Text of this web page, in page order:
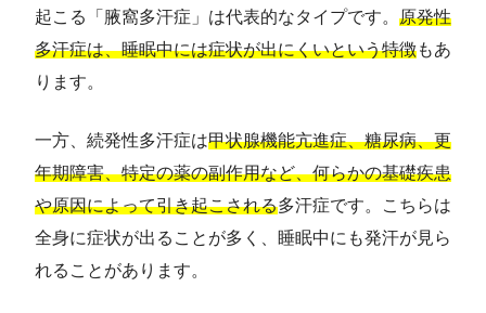
起こる「腋窩多汗症」は代表的なタイプです。 原発性
多汗症は、睡眠中には症状が出にくいという特徴もあ
ります。
一方、続発性多汗症は甲状腺機能亢進症、糖尿病、更
年期障害、特定の薬の副作用など、何らかの基礎疾患
や原因によって引き起こされる多汗症です。こちらは
全身に症状が出ることが多く、睡眠中にも発汗が見ら
れることがあります。